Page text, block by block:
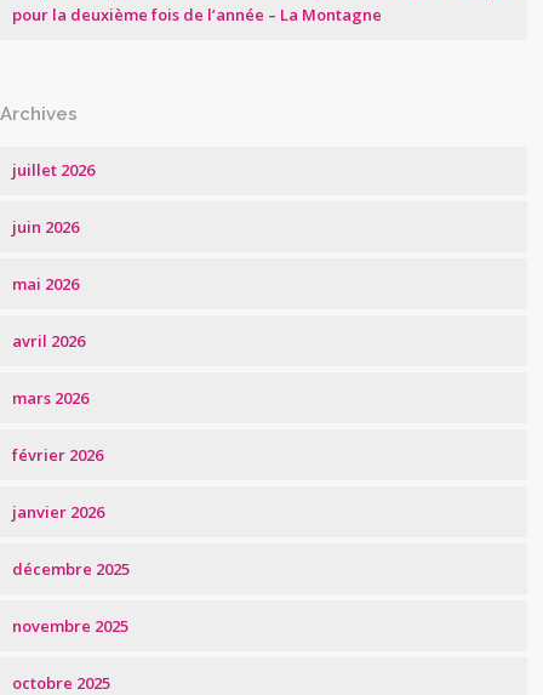
pour la deuxième fois de l’année – La Montagne
Archives
juillet 2026
juin 2026
mai 2026
avril 2026
mars 2026
février 2026
janvier 2026
décembre 2025
novembre 2025
octobre 2025